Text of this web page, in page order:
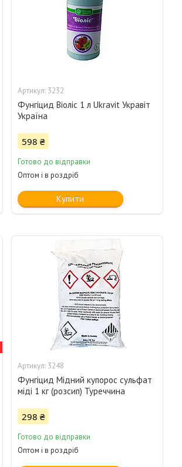
3232
Фунгіцид Віоліс 1 л Ukravit Укравіт
Україна
598 ₴
Готово до відправки
Оптом і в роздріб
Купити
3248
Фунгіцид Мідний купорос сульфат
міді 1 кг (розсип) Туреччина
298 ₴
Готово до відправки
Оптом і в роздріб